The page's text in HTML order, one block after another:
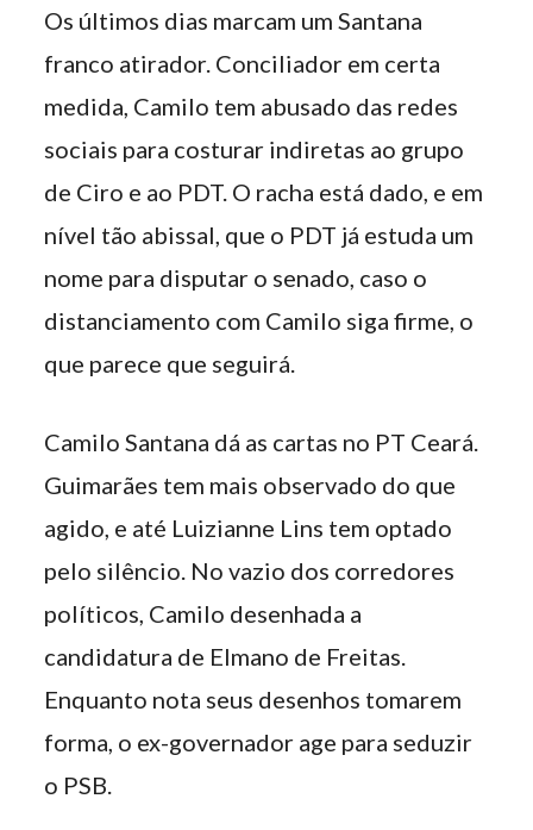
Os últimos dias marcam um Santana
franco atirador. Conciliador em certa
medida, Camilo tem abusado das redes
sociais para costurar indiretas ao grupo
de Ciro e ao PDT. O racha está dado, e em
nível tão abissal, que o PDT já estuda um
nome para disputar o senado, caso o
distanciamento com Camilo siga firme, o
que parece que seguirá.
Camilo Santana dá as cartas no PT Ceará.
Guimarães tem mais observado do que
agido, e até Luizianne Lins tem optado
pelo silêncio. No vazio dos corredores
políticos, Camilo desenhada a
candidatura de Elmano de Freitas.
Enquanto nota seus desenhos tomarem
forma, o ex-governador age para seduzir
o PSB.